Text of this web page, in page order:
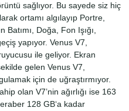
sağlıyor. Bu sayede siz hiç
ortamı algılayıp Portre,
Doğa, Fon Işığı,
yapıyor. Venus V7,
ile geliyor. Ekran
gelen Venus V7,
için de uğraştırmıyor.
olan V7’nin ağırlığı ise 163
128 GB‘a kadar